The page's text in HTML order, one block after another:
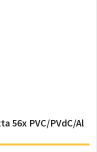
56x PVC/PVdC/Al